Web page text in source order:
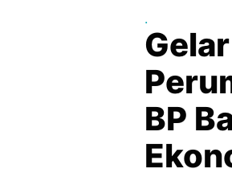
.
BP